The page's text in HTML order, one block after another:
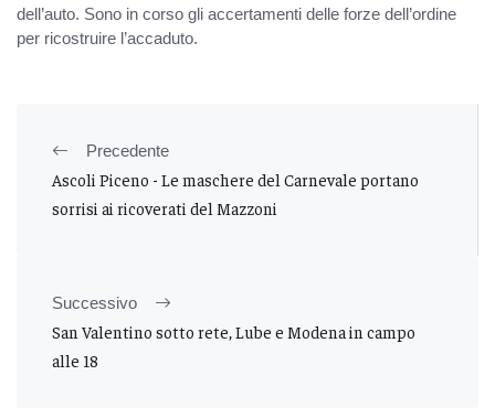
dell’auto. Sono in corso gli accertamenti delle forze dell’ordine
per ricostruire l’accaduto.
Precedente
Ascoli Piceno - Le maschere del Carnevale portano
sorrisi ai ricoverati del Mazzoni
Successivo
San Valentino sotto rete, Lube e Modena in campo
alle 18